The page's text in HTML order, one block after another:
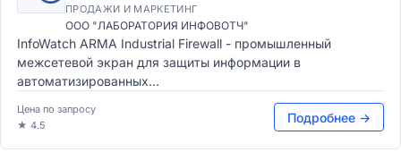
ПРОДАЖИ И МАРКЕТИНГ
ООО "ЛАБОРАТОРИЯ ИНФОВОТЧ"
InfoWatch ARMA Industrial Firewall - промышленный
межсетевой экран для защиты информации в
автоматизированных...
Цена по запросу
★ 4.5
Подробнее →